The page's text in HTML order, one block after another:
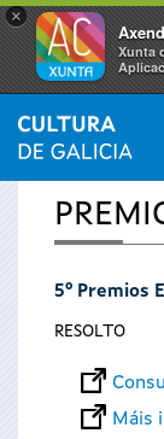
×
Xunta
Vostede
está
aquí
INICIO
5º Premios
RESOLTO
Máis